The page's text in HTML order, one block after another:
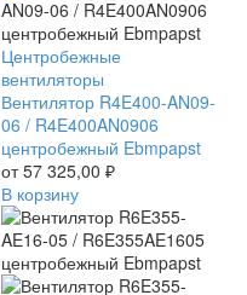
Вентилятор
R4E400-
AN09-
06
/
R4E400AN0906
центробежный
Ebmpapst
Центробежные
вентиляторы
Вентилятор R4E400-AN09-
06 / R4E400AN0906
центробежный Ebmpapst
от57 325,00 ₽
В корзину